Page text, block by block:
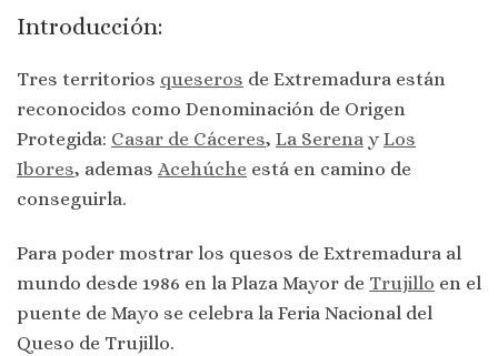
Introducción:
Tres territorios queseros de Extremadura están
reconocidos como Denominación de Origen
Protegida: Casar de Cáceres, La Serena y Los
Ibores, ademas Acehúche está en camino de
conseguirla.
Para poder mostrar los quesos de Extremadura al
mundo desde 1986 en la Plaza Mayor de Trujillo en el
puente de Mayo se celebra la Feria Nacional del
Queso de Trujillo.